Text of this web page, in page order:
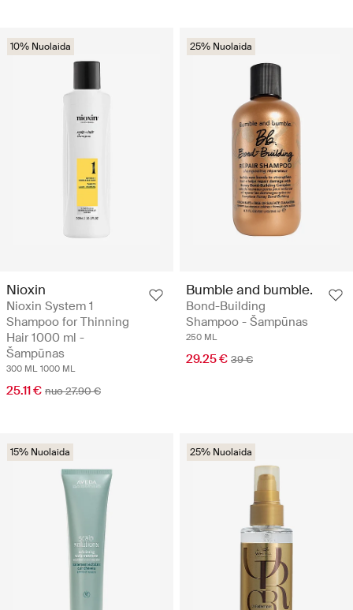
10% Nuolaida
Nioxin
Nioxin System 1
Shampoo for Thinning
Hair 1000 ml -
Šampūnas
300 ML 1000 ML
25.11 € nuo 27.90 €
25% Nuolaida
Bumble and bumble.
Bond-Building
Shampoo - Šampūnas
250 ML
29.25 € 39 €
15% Nuolaida 25% Nuolaida